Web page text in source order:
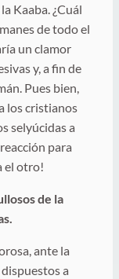
Kaaba. ¿Cuál
de todo el
un clamor
y, a fin de
Pues bien,
los cristianos
selyúcidas a
para
el otro!
de la
ante la
a